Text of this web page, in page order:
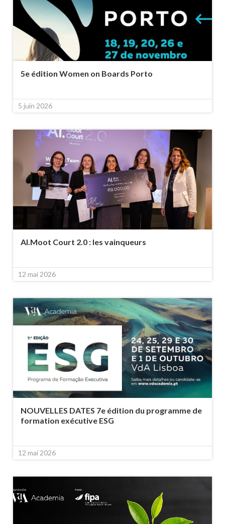
5e édition Women on Boards Porto
5 juin 2026
AI.Moot Court 2.0 : les vainqueurs
12 mai 2026
NOUVELLES DATES 7e édition du programme de
formation exécutive ESG
12 mai 2026